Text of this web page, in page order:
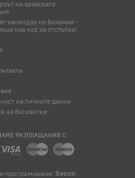
на арабската
календар на Бохемия -
нов код за отстъпка!
на личните данни
на бисквитки
РАЗПЛАЩАНИЯ С:
програмиране: Sveon